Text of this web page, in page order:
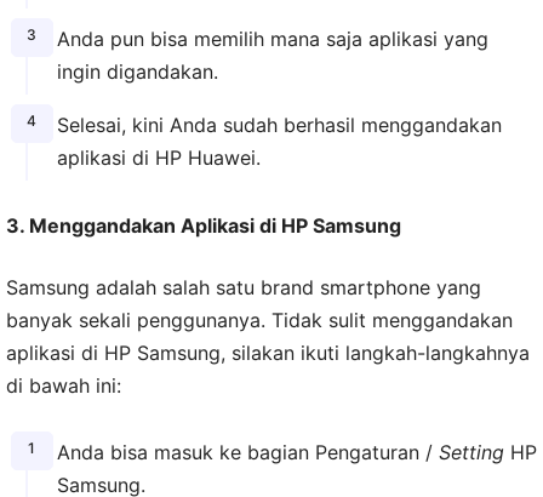
Anda pun bisa memilih mana saja aplikasi yang
ingin digandakan.
Selesai, kini Anda sudah berhasil menggandakan
aplikasi di HP Huawei.
3. Menggandakan Aplikasi di HP Samsung
Samsung adalah salah satu brand smartphone yang
banyak sekali penggunanya. Tidak sulit menggandakan
aplikasi di HP Samsung, silakan ikuti langkah-langkahnya
di bawah ini:
Anda bisa masuk ke bagian Pengaturan / SettingHP
Samsung.